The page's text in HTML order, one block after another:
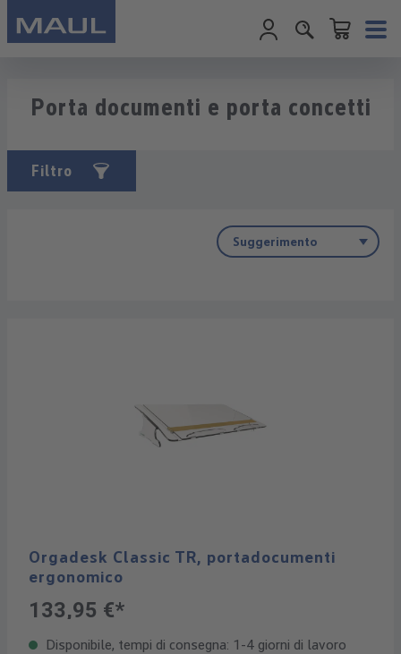
Il carrello
Porta documenti e porta concetti
Filtro
Orgadesk Classic TR, portadocumenti
ergonomico
133,95 €*
Disponibile, tempi di consegna: 1-4 giorni di lavoro